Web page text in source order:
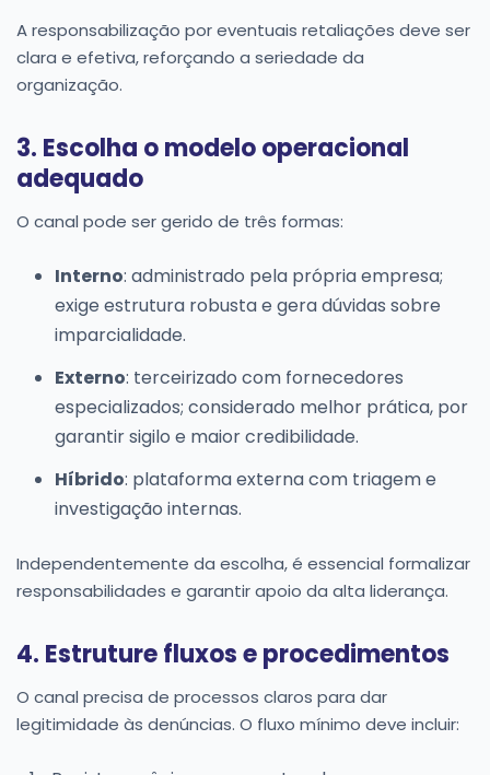
A responsabilização por eventuais retaliações deve ser
clara e efetiva, reforçando a seriedade da
organização.
3. Escolha o modelo operacional
adequado
O canal pode ser gerido de três formas:
Interno: administrado pela própria empresa;
exige estrutura robusta e gera dúvidas sobre
imparcialidade.
Externo: terceirizado com fornecedores
especializados; considerado melhor prática, por
garantir sigilo e maior credibilidade.
Híbrido: plataforma externa com triagem e
investigação internas.
Independentemente da escolha, é essencial formalizar
responsabilidades e garantir apoio da alta liderança.
4. Estruture fluxos e procedimentos
O canal precisa de processos claros para dar
legitimidade às denúncias. O fluxo mínimo deve incluir: